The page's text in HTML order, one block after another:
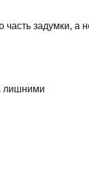
часть задумки, а
лишними